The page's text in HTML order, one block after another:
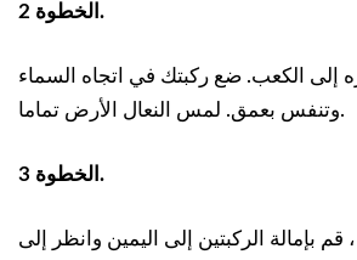
الخطوة 2.
إلى الكعب. ضع ركبتك في اتجاه السماء
وتنفس بعمق. لمس النعال الأرض تماما.
الخطوة 3.
، قم بإمالة الركبتين إلى اليمين وانظر إلى